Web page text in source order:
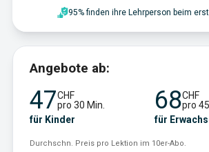
95% finden ihre Lehrperson beim
Angebote ab:
47CHF
pro 30 Min.
für Kinder
68CHF
pro
für
Durchschn. Preis pro Lektion im 10er-Abo.